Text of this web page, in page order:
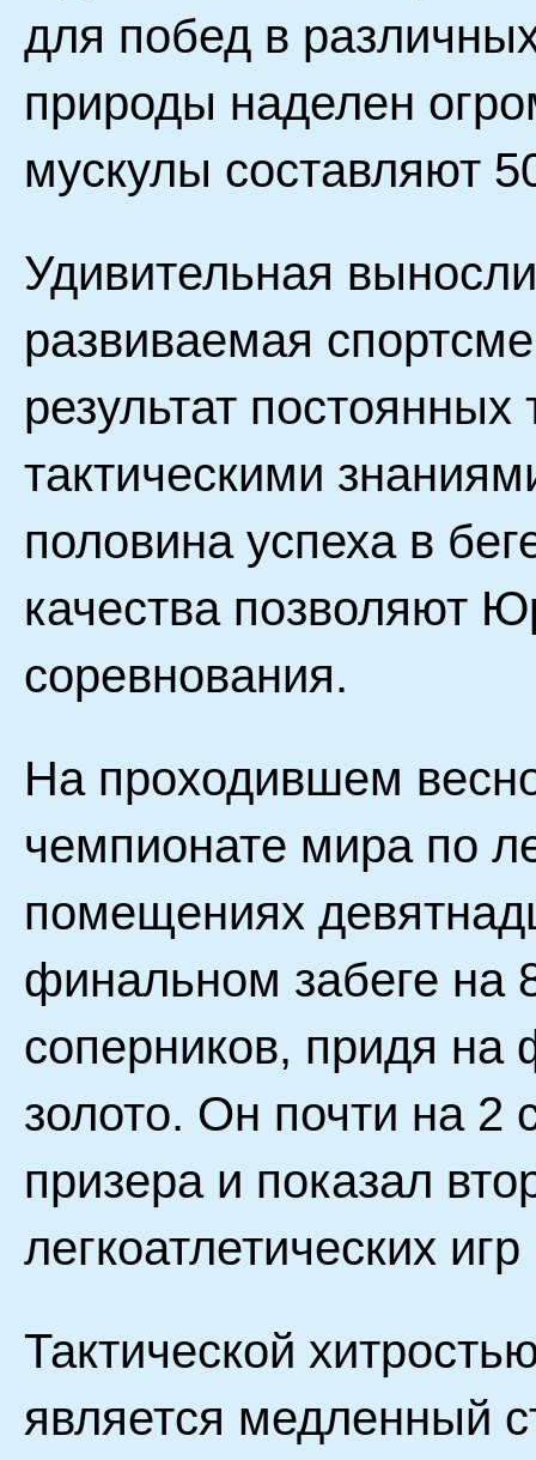
для побед в
природы наделен
мускулы составляют
Удивительная
развиваемая
результат
тактическими
половина успеха в
качества позволяют
соревнования.
На проходившем
чемпионате мира по
помещениях
финальном забеге на
соперников, придя
золото. Он почти на 2
призера и показал
легкоатлетических
Тактической
является медленный